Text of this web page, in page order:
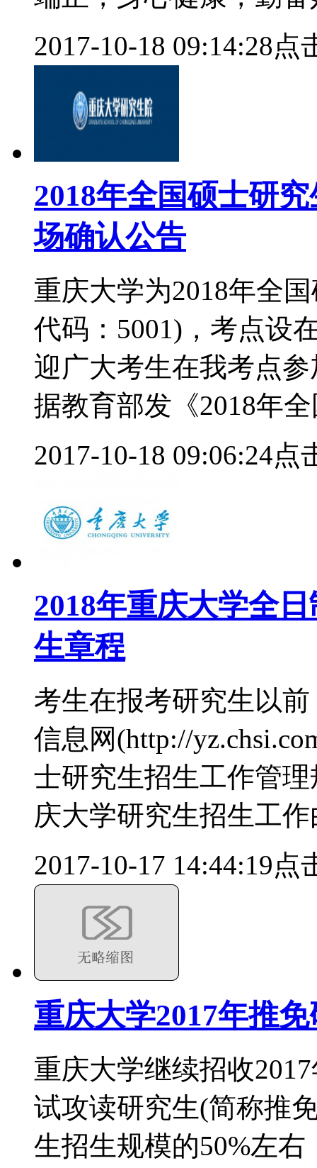
2017-10-18 09:14:28点
2018年全国硕士研
场确认公告
重庆大学为2018年全
代码：5001)，考点设
迎广大考生在我考点
据教育部发《2018年
2017-10-18 09:06:24点
2018年重庆大学全
生章程
考生在报考研究生以
信息网(http://
士研究生招生工作管
庆大学研究生招生工
2017-10-17 14:44:19点
重庆大学2017年推
重庆大学继续招收
试攻读研究生(简称推
生招生规模的50%左